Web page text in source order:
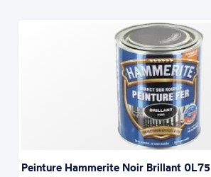
Peinture Hammerite Noir Brillant 0L75